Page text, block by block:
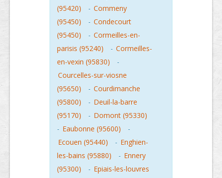
(95420)
- Commeny
(95450)
- Condecourt
(95450)
- Cormeilles-en-
parisis (95240)
- Cormeilles-
en-vexin (95830)
-
Courcelles-sur-viosne
(95650)
- Courdimanche
(95800)
- Deuil-la-barre
(95170)
- Domont (95330)
- Eaubonne (95600)
-
Ecouen (95440)
- Enghien-
les-bains (95880)
- Ennery
(95300)
- Epiais-les-louvres